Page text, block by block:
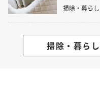
掃除・暮らし
掃除・暮ら